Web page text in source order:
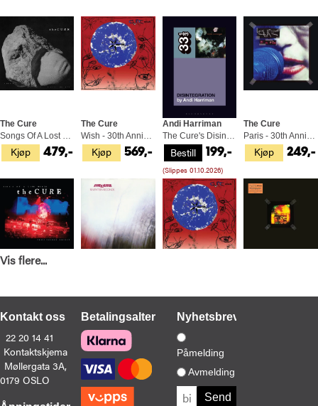
Kjøp
The Cure
Songs Of A Lost World (LP)
479,- Kjøp
The Cure
Wish - 30th Anniversary Edition (2LP)
569,- Bestill
Andi Harriman
The Cure's Disintegration (BOK)
(Slippes 01.10.2026)
199,- Kjøp
The Cure
Paris - 30th Anniversary Edition (2CD)
249,-
The Cure
Vis flere...
Kontakt oss
22 20 14 41
Kontaktskjema
Møllergata 3A,
0179 OSLO
BetalingsalternativerNyhetsbrev
Påmelding
Avmelding